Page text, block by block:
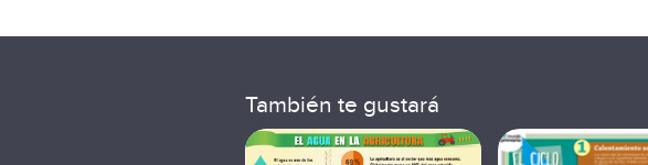
También te gustará